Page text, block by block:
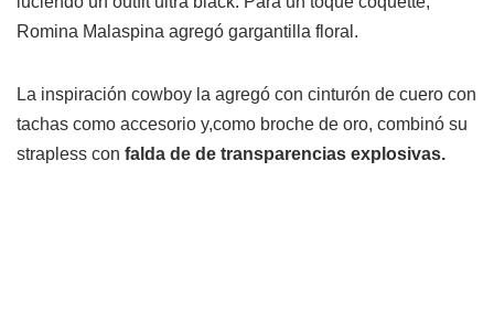
Romina Malaspina agregó gargantilla floral.
La inspiración cowboy la agregó con cinturón de cuero con
tachas como accesorio y,como broche de oro, combinó su
strapless con falda de de transparencias explosivas.